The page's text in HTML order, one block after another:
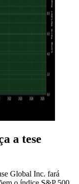
a tese
Global Inc. fará